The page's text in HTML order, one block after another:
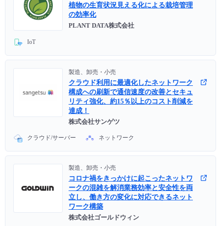
植物の生育状況見える化による栽培管理
の効率化
PLANT DATA株式会社
IoT
製造、卸売・小売
クラウド利用に最適化したネットワーク
構成への刷新で通信速度の改善とセキュ
リティ強化、約15％以上のコスト削減を
達成！
株式会社サンゲツ
クラウド/サーバー ネットワーク
製造、卸売・小売
コロナ禍をきっかけに起こったネットワ
ークの混雑を解消業務効率と安全性を両
立し、働き方の変化に対応できるネット
ワーク構築
株式会社ゴールドウィン